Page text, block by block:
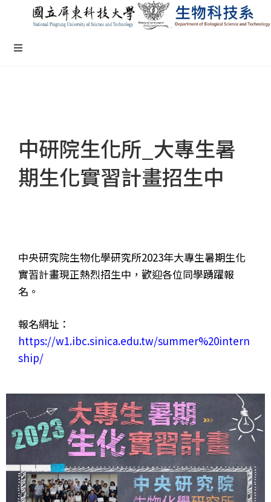
中研院生化所_大專生暑
期生化實習計畫招生中
中央研究院生物化學研究所2023年大專生暑期生化
實習計畫現正熱烈招生中，歡迎各位同學踴躍報
名。
報名網址：
https://w1.ibc.sinica.edu.tw/summer%20intern
ship/